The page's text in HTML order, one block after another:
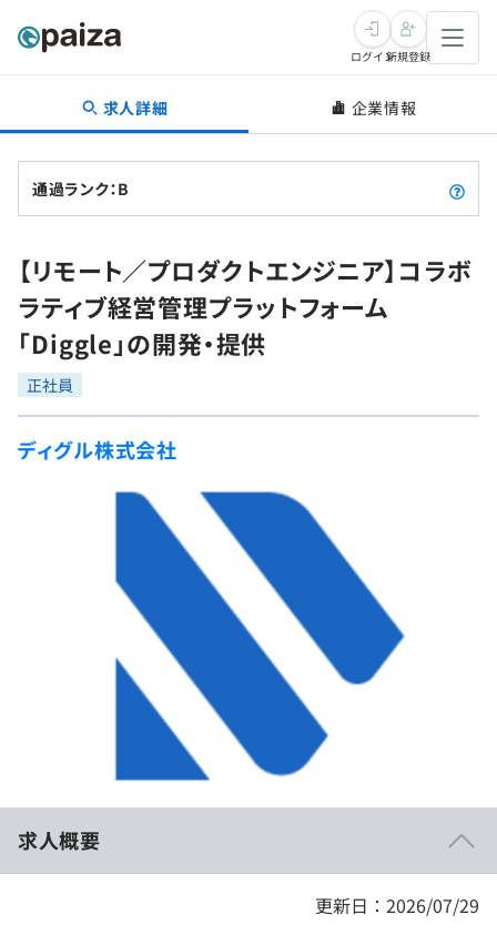
転職・キャリア
転職成功ガイド
転職エージェント
インタビュー
転職成功ガイド
新卒就活
求人検索
本選考
インターン
新卒エージェント
イベント・セミナー
学習
問題集
4択課題
個人向けプラン
学校向けプラン
契約内容・クーポン
プログラミング言語
評価結果一覧
ゲーム・マンガ
ログイン新規登録
求人詳細 企業情報
通過ランク：B
【リモート／プロダクトエンジニア】コラボ
ラティブ経営管理プラットフォーム
「Diggle」の開発・提供
正社員
ディグル株式会社
求人概要
更新日：2026/07/29